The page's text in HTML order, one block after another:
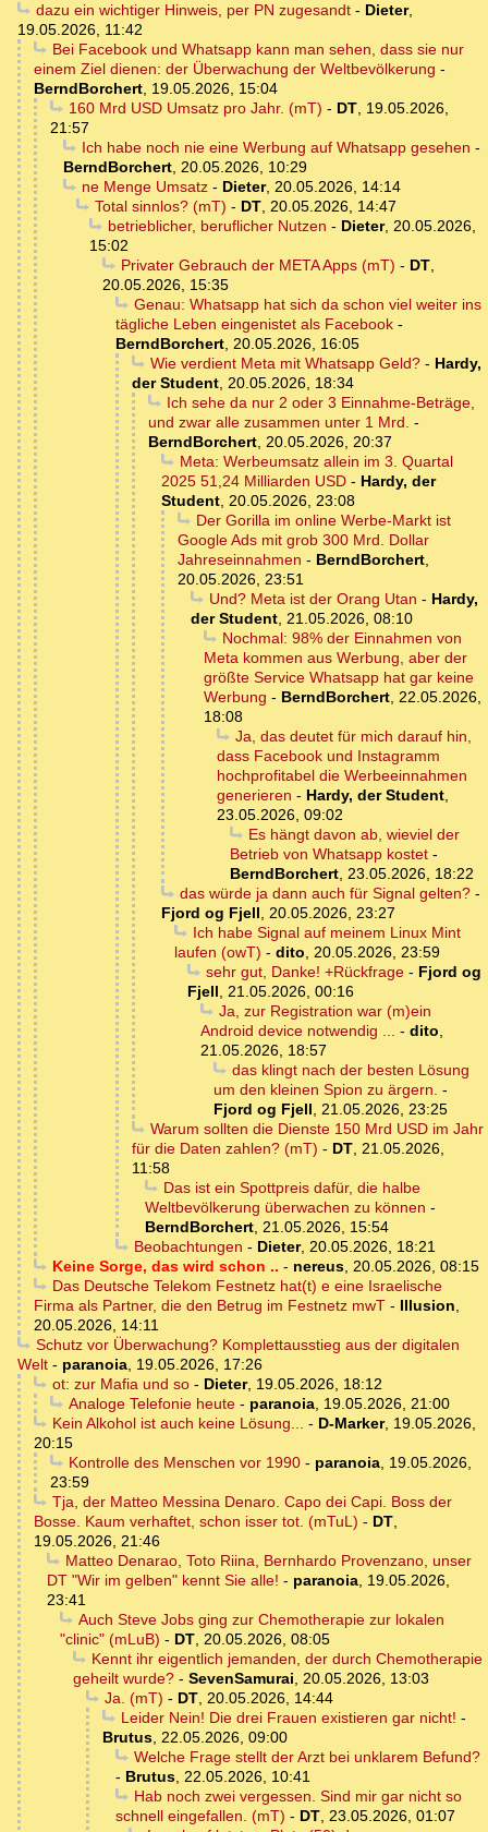
dazu ein wichtiger Hinweis, per PN zugesandt- Dieter,
19.05.2026, 11:42
Bei Facebook und Whatsapp kann man sehen, dass sie nur
einem Ziel dienen: der Überwachung der Weltbevölkerung -
BerndBorchert, 19.05.2026, 15:04
160 Mrd USD Umsatz pro Jahr. (mT) - DT, 19.05.2026,
21:57
Ich habe noch nie eine Werbung auf Whatsapp gesehen -
BerndBorchert, 20.05.2026, 10:29
ne Menge Umsatz- Dieter, 20.05.2026, 14:14
Total sinnlos? (mT) - DT, 20.05.2026, 14:47
betrieblicher, beruflicher Nutzen - Dieter, 20.05.2026,
15:02
Privater Gebrauch der META Apps (mT) - DT,
20.05.2026, 15:35
Genau: Whatsapp hat sich da schon viel weiter ins
tägliche Leben eingenistet als Facebook -
BerndBorchert, 20.05.2026, 16:05
Wie verdient Meta mit Whatsapp Geld?- Hardy,
der Student, 20.05.2026, 18:34
Ich sehe da nur 2 oder 3 Einnahme-Beträge,
und zwar alle zusammen unter 1 Mrd. -
BerndBorchert, 20.05.2026, 20:37
Meta: Werbeumsatz allein im 3. Quartal
2025 51,24 Milliarden USD - Hardy, der
Student, 20.05.2026, 23:08
Der Gorilla im online Werbe-Markt ist
Google Ads mit grob 300 Mrd. Dollar
Jahreseinnahmen - BerndBorchert,
20.05.2026, 23:51
Und? Meta ist der Orang Utan - Hardy,
der Student, 21.05.2026, 08:10
Nochmal: 98% der Einnahmen von
Meta kommen aus Werbung, aber der
größte Service Whatsapp hat gar keine
Werbung - BerndBorchert, 22.05.2026,
18:08
Ja, das deutet für mich darauf hin,
dass Facebook und Instagramm
hochprofitabel die Werbeeinnahmen
generieren - Hardy, der Student,
23.05.2026, 09:02
Es hängt davon ab, wieviel der
Betrieb von Whatsapp kostet -
BerndBorchert, 23.05.2026, 18:22
das würde ja dann auch für Signal gelten?-
Fjord og Fjell, 20.05.2026, 23:27
Ich habe Signal auf meinem Linux Mint
laufen (owT) - dito, 20.05.2026, 23:59
sehr gut, Danke! +Rückfrage- Fjord og
Fjell, 21.05.2026, 00:16
Ja, zur Registration war (m)ein
Android device notwendig ... - dito,
21.05.2026, 18:57
das klingt nach der besten Lösung
um den kleinen Spion zu ärgern. -
Fjord og Fjell, 21.05.2026, 23:25
Warum sollten die Dienste 150 Mrd USD im Jahr
für die Daten zahlen? (mT) - DT, 21.05.2026,
11:58
Das ist ein Spottpreis dafür, die halbe
Weltbevölkerung überwachen zu können -
BerndBorchert, 21.05.2026, 15:54
Beobachtungen - Dieter, 20.05.2026, 18:21
Keine Sorge, das wird schon .. - nereus, 20.05.2026, 08:15
Das Deutsche Telekom Festnetz hat(t) e eine Israelische
Firma als Partner, die den Betrug im Festnetz mwT - Illusion,
20.05.2026, 14:11
Schutz vor Überwachung? Komplettausstieg aus der digitalen
Welt - paranoia, 19.05.2026, 17:26
ot: zur Mafia und so- Dieter, 19.05.2026, 18:12
Analoge Telefonie heute- paranoia, 19.05.2026, 21:00
Kein Alkohol ist auch keine Lösung... - D-Marker, 19.05.2026,
20:15
Kontrolle des Menschen vor 1990- paranoia, 19.05.2026,
23:59
Tja, der Matteo Messina Denaro. Capo dei Capi. Boss der
Bosse. Kaum verhaftet, schon isser tot. (mTuL) - DT,
19.05.2026, 21:46
Matteo Denarao, Toto Riina, Bernhardo Provenzano, unser
DT "Wir im gelben" kennt Sie alle! - paranoia, 19.05.2026,
23:41
Auch Steve Jobs ging zur Chemotherapie zur lokalen
"clinic" (mLuB) - DT, 20.05.2026, 08:05
Kennt ihr eigentlich jemanden, der durch Chemotherapie
geheilt wurde? - SevenSamurai, 20.05.2026, 13:03
Ja. (mT) - DT, 20.05.2026, 14:44
Leider Nein! Die drei Frauen existieren gar nicht! -
Brutus, 22.05.2026, 09:00
Welche Frage stellt der Arzt bei unklarem Befund?
- Brutus, 22.05.2026, 10:41
Hab noch zwei vergessen. Sind mir gar nicht so
schnell eingefallen. (mT) - DT, 23.05.2026, 01:07